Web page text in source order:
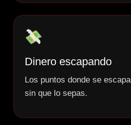
Dinero escapando
Los puntos donde se
sin que lo sepas.